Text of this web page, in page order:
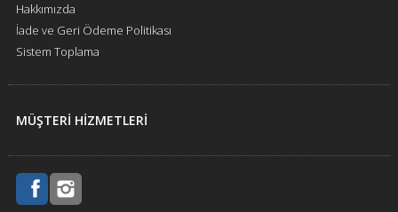
Hakkımızda
İade ve Geri Ödeme Politikası
Sistem Toplama
MÜŞTERİ HİZMETLERİ